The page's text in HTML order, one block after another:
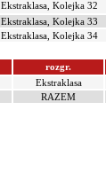
Ekstraklasa, Kolejka 32
Ekstraklasa, Kolejka 33
Ekstraklasa, Kolejka 34
rozgr.
Ekstraklasa
RAZEM